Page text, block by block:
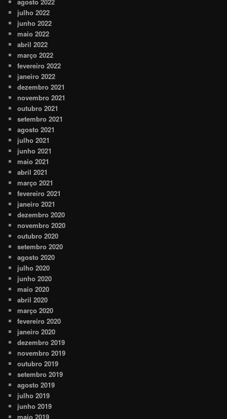
agosto 2022
julho 2022
junho 2022
maio 2022
abril 2022
março 2022
fevereiro 2022
janeiro 2022
dezembro 2021
novembro 2021
outubro 2021
setembro 2021
agosto 2021
julho 2021
junho 2021
maio 2021
abril 2021
março 2021
fevereiro 2021
janeiro 2021
dezembro 2020
novembro 2020
outubro 2020
setembro 2020
agosto 2020
julho 2020
junho 2020
maio 2020
abril 2020
março 2020
fevereiro 2020
janeiro 2020
dezembro 2019
novembro 2019
outubro 2019
setembro 2019
agosto 2019
julho 2019
junho 2019
maio 2019